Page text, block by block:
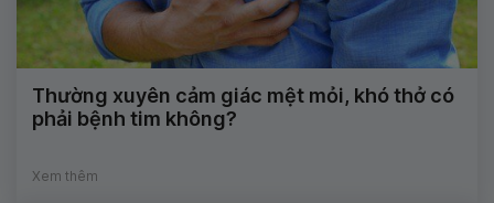
Thường xuyên cảm giác mệt mỏi, khó thở có
phải bệnh tim không?
Xem thêm